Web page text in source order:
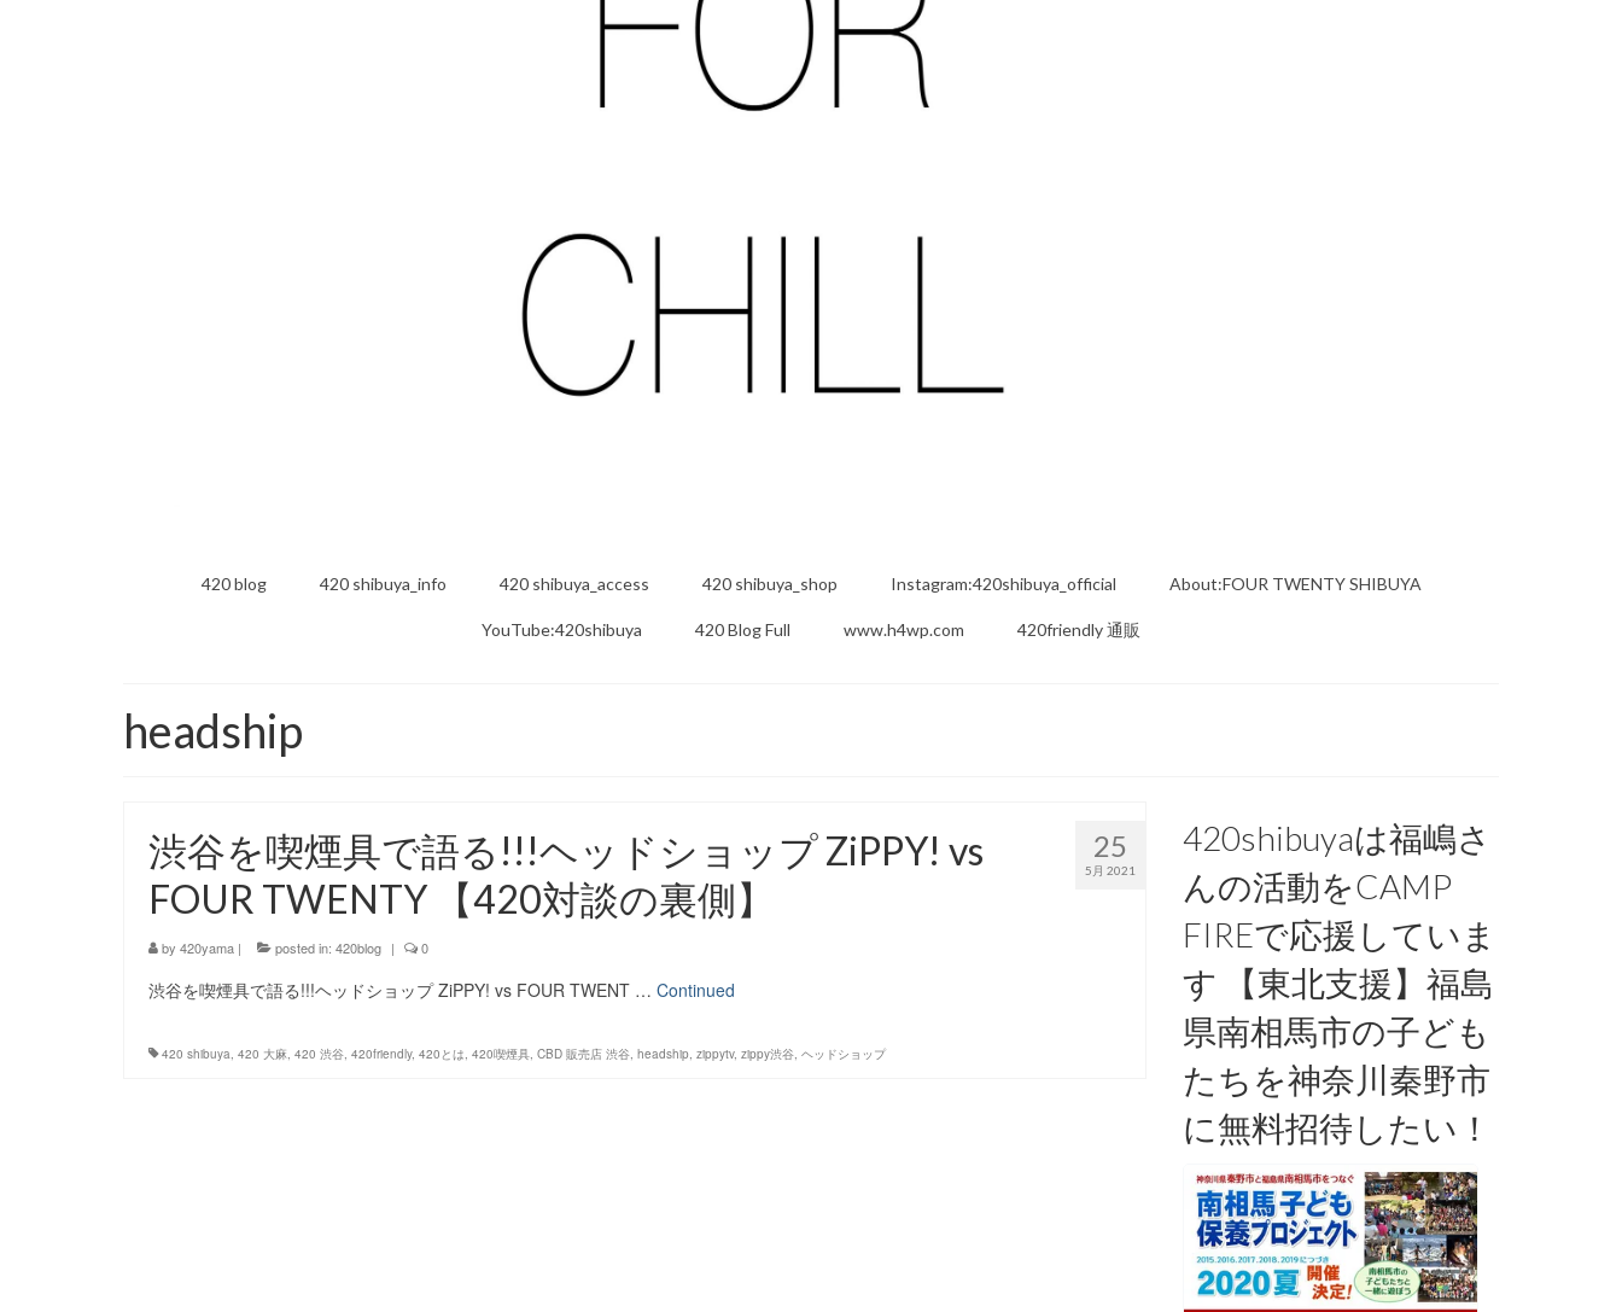
420 blog 420 shibuya_info 420 shibuya_access 420 shibuya_shop Instagram:420shibuya_official About:FOUR TWENTY SHIBUYA
YouTube:420shibuya 420 Blog Full www.h4wp.com 420friendly 通販
headship
25
5月 2021
渋谷を喫煙具で語る!!!ヘッドショップ ZiPPY! vs
FOUR TWENTY 【420対談の裏側】
by 420yama | posted in: 420blog | 0
渋谷を喫煙具で語る!!!ヘッドショップ ZiPPY! vs FOUR TWENT … Continued
420 shibuya, 420 大麻, 420 渋谷, 420friendly, 420とは, 420喫煙具, CBD 販売店 渋谷, headship, zippytv, zippy渋谷, ヘッドショップ
420shibuyaは福嶋さ
んの活動をCAMP
FIREで応援していま
す 【東北支援】福島
県南相馬市の子ども
たちを神奈川秦野市
に無料招待したい！